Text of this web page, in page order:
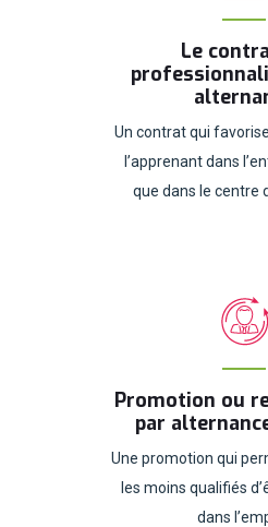
Le
Un contrat qui
l’apprenant dans
que dans le centre
Promotion ou
par
Une promotion qui
les moins qualifiés
dans